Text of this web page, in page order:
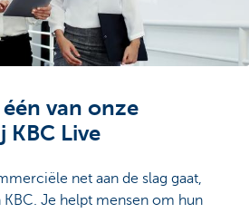
van onze
KBC Live
net aan de slag gaat,
Je helpt mensen om hun